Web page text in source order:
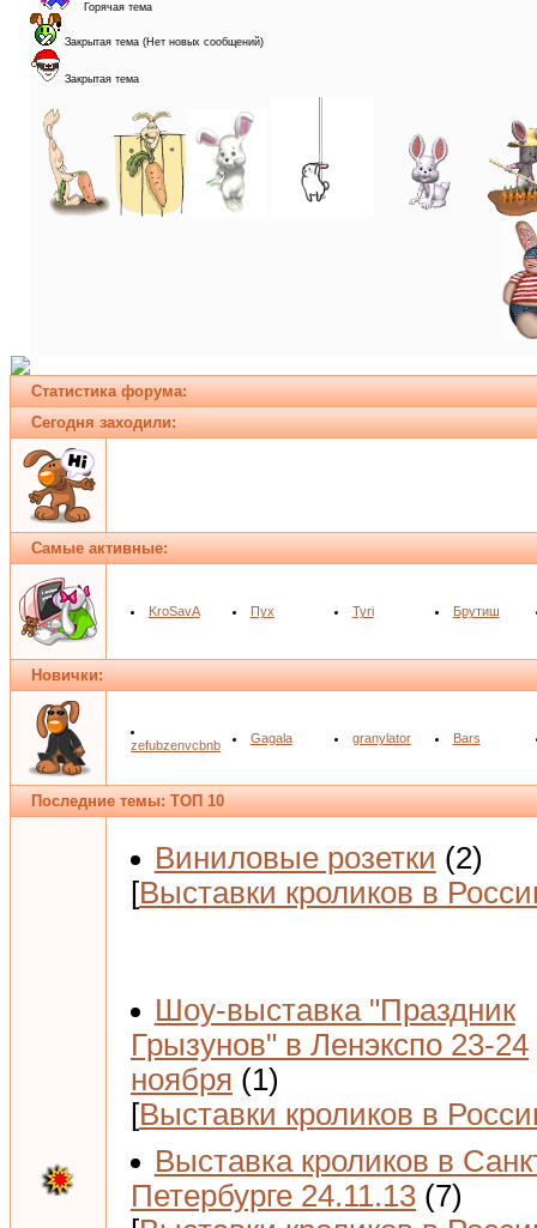
Горячая тема
Закрытая тема (Нет новых сообщений)
Закрытая тема
Статистика форума:
Сегодня заходили:
Самые активные:
KroSavA Пух Tyri Брутиш
Новички:
zefubzenvcbnb Gagala granylator Bars
Последние темы: ТОП 10
Виниловые розетки (2)
[Выставки кроликов в
Шоу-выставка "Праздник
Грызунов" в Ленэкспо 23-24
ноября (1)
[Выставки кроликов в
Выставка кроликов в
Петербурге 24.11.13 (7)